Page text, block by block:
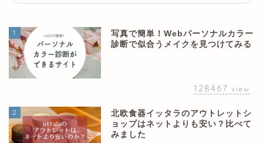
1
写真で簡単！Webパーソナルカラー
診断で似合うメイクを見つけてみる
128467 view
2
北欧食器イッタラのアウトレットシ
ョップはネットよりも安い？比べて
みました